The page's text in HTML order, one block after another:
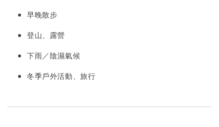
早晚散步
登山、露營
下雨／陰濕氣候
冬季戶外活動、旅行